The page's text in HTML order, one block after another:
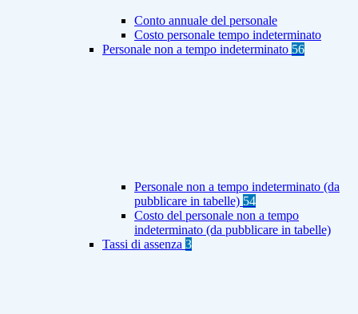
Conto annuale del personale
Costo personale tempo indeterminato
Personale non a tempo indeterminato 56
Personale non a tempo indeterminato (da
pubblicare in tabelle) 54
Costo del personale non a tempo
indeterminato (da pubblicare in tabelle)
Tassi di assenza 3